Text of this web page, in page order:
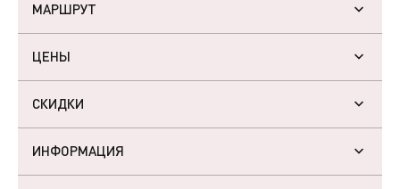
МАРШРУТ
ЦЕНЫ
СКИДКИ
ИНФОРМАЦИЯ